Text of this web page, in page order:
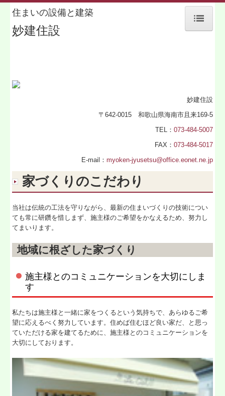
住まいの設備と建築
妙建住設
妙建住設
〒642-0015 和歌山県海南市且来169-5
TEL： 073-484-5007
FAX： 073-484-5017
E-mail： myoken-jyusetsu@office.eonet.ne.jp
家づくりのこだわり
当社は伝統の工法を守りながら、最新の住まいづくりの技術につい
ても常に研鑽を惜しまず、施主様のご希望をかなえるため、努力し
てまいります。
地域に根ざした家づくり
施主様とのコミュニケーションを大切にしま
す
私たちは施主様と一緒に家をつくるという気持ちで、あらゆるご希
望に応えるべく努力しています。住めば住むほど良い家だ、と思っ
ていただける家を建てるために、施主様とのコミュニケーションを
大切にしております。